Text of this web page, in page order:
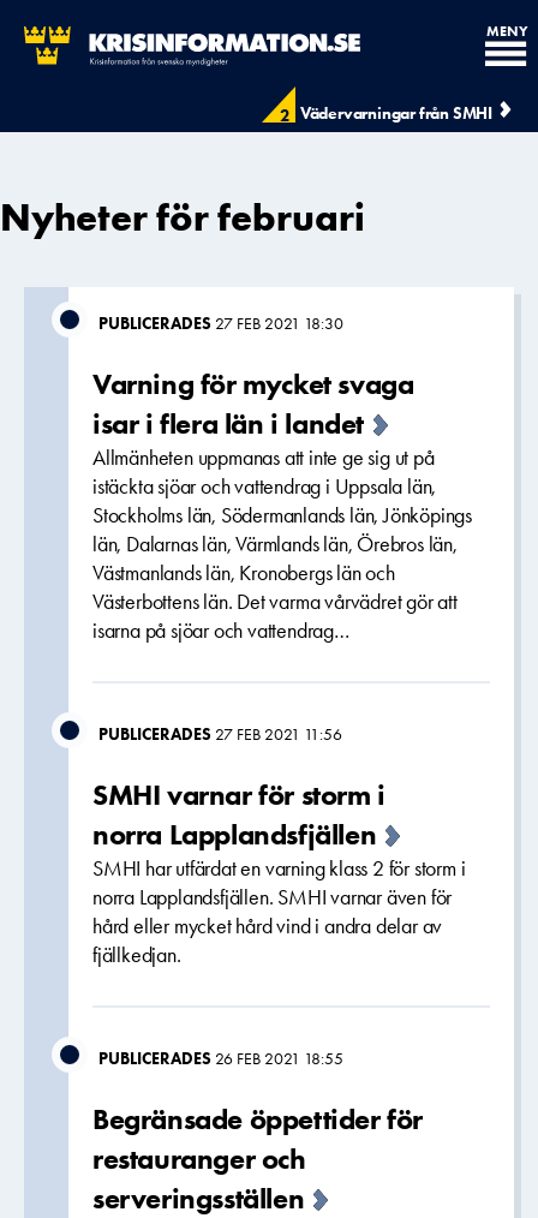
2 Vädervarningar från SMHI
MENY
Nyheter för februari
PUBLICERADES 27 FEB 2021 18:30
Varning för mycket svaga
isar i flera län i landet
Allmänheten uppmanas att inte ge sig ut på
istäckta sjöar och vattendrag i Uppsala län,
Stockholms län, Södermanlands län, Jönköpings
län, Dalarnas län, Värmlands län, Örebros län,
Västmanlands län, Kronobergs län och
Västerbottens län. Det varma vårvädret gör att
isarna på sjöar och vattendrag…
PUBLICERADES 27 FEB 2021 11:56
SMHI varnar för storm i
norra Lapplandsfjällen
SMHI har utfärdat en varning klass 2 för storm i
norra Lapplandsfjällen. SMHI varnar även för
hård eller mycket hård vind i andra delar av
fjällkedjan.
PUBLICERADES 26 FEB 2021 18:55
Begränsade öppettider för
restauranger och
serveringsställen